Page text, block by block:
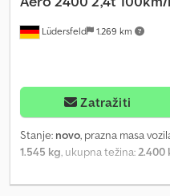
Lüdersfeld 1.269 km
Zatražiti
Stanje: novo, prazna masa
1.545 kg , ukupna težina: 2.400
, dužina tovarnog
prostora:1.714 mm, visina